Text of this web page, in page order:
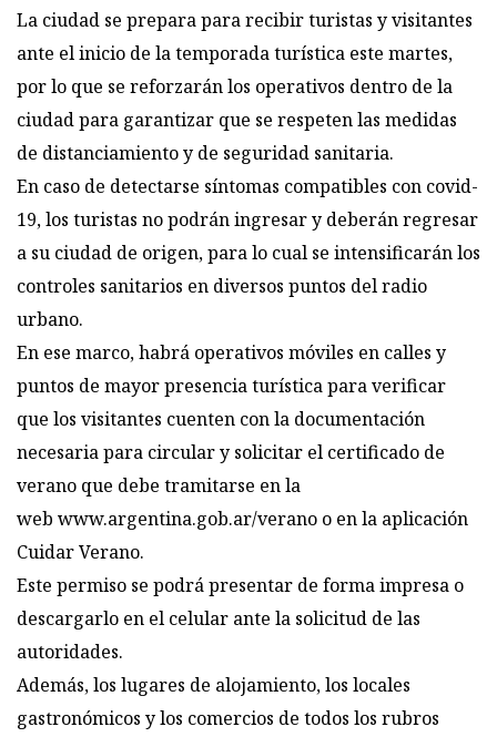
La ciudad se prepara para recibir turistas y visitantes
ante el inicio de la temporada turística este martes,
por lo que se reforzarán los operativos dentro de la
ciudad para garantizar que se respeten las medidas
de distanciamiento y de seguridad sanitaria.
En caso de detectarse síntomas compatibles con covid-
19, los turistas no podrán ingresar y deberán regresar
a su ciudad de origen, para lo cual se intensificarán los
controles sanitarios en diversos puntos del radio
urbano.
En ese marco, habrá operativos móviles en calles y
puntos de mayor presencia turística para verificar
que los visitantes cuenten con la documentación
necesaria para circular y solicitar el certificado de
verano que debe tramitarse en la
web www.argentina.gob.ar/verano o en la aplicación
Cuidar Verano.
Este permiso se podrá presentar de forma impresa o
descargarlo en el celular ante la solicitud de las
autoridades.
Además, los lugares de alojamiento, los locales
gastronómicos y los comercios de todos los rubros